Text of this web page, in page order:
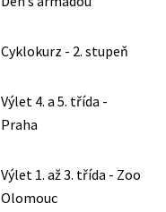
Cyklokurz - 2. stupeň
Výlet 4. a 5. třída -
Praha
Výlet 1. až 3. třída - Zoo
Olomouc